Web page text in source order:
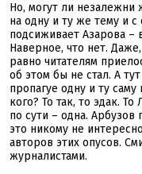
Но, могут ли незалежни
на одну и ту же тему и
подсиживает Азарова –
Наверное, что нет.
равно читателям
об этом бы не стал. А
пропагуе одну и ту
кого? То так, то эдак.
по сути – одна. Арбузов
это никому не
авторов этих опусов.
журналистами.